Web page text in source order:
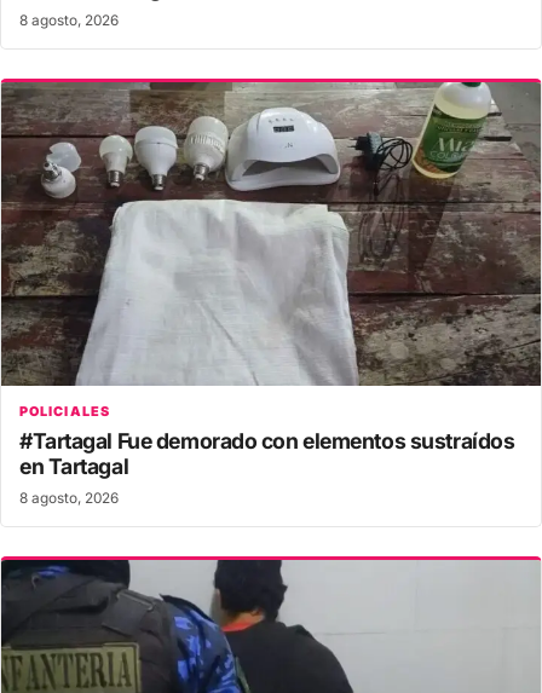
8 agosto, 2026
POLICIALES
#Tartagal Fue demorado con elementos sustraídos
en Tartagal
8 agosto, 2026